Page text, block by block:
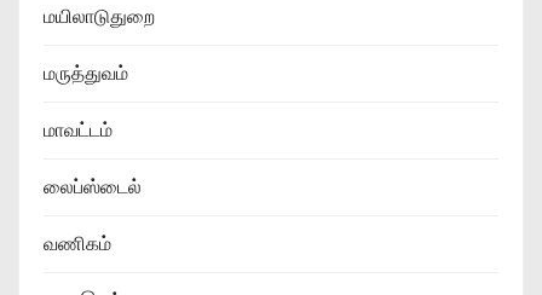
மயிலாடுதுறை
மருத்துவம்
மாவட்டம்
லைப்ஸ்டைல்
வணிகம்